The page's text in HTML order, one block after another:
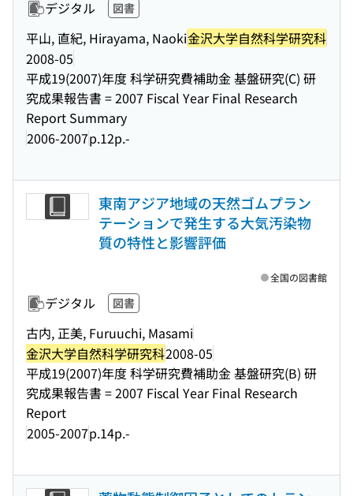
デジタル 図書
平山, 直紀, Hirayama, Naoki金沢大学自然科学研究科
2008-05
平成19(2007)年度 科学研究費補助金 基盤研究(C) 研
究成果報告書 = 2007 Fiscal Year Final Research
Report Summary
2006-2007p.12p.-
東南アジア地域の天然ゴムプラン
テーションで発生する大気汚染物
質の特性と影響評価
デジタル 図書
古内, 正美, Furuuchi, Masami
金沢大学自然科学研究科2008-05
平成19(2007)年度 科学研究費補助金 基盤研究(B) 研
究成果報告書 = 2007 Fiscal Year Final Research
Report
2005-2007p.14p.-
全国の図書館